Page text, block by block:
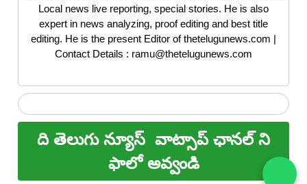
Local news live reporting, special stories. He is also
expert in news analyzing, proof editing and best title
editing. He is the present Editor of thetelugunews.com |
Contact Details : ramu@thetelugunews.com
ది తెలుగు న్యూస్ వాట్సాప్ ఛానల్ ని
ఫాలో అవ్వండి